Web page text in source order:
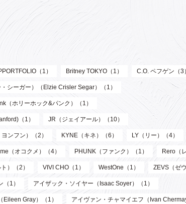
（1） Britney TOKYO（1） C.O. ペフゲン（3
シーガー）（Elzie Crisler Segar）（1）
（ホリーホック&パンク）（1）
（1） JR（ジェイアール）（10）
ンフン）（2） KYNE（キネ）（6） LY（リー）（4）
（オコクメ）（4） PHUNK（ファンク）（1） Rero（
）（2） VIVI CHO（1） WestOne（1） ZEVS（ゼ
1） アイザック・ソイヤー（Isaac Soyer）（1）
Eileen Gray）（1） アイヴァン・チャマイエフ（Ivan